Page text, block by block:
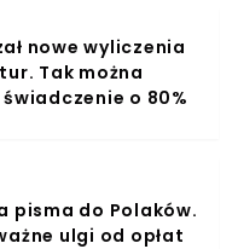
nowe wyliczenia
Tak można
o 80%
pisma do Polaków.
ulgi od opłat